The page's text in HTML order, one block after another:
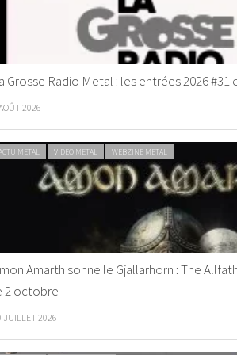
Grosse Radio Metal : les entrées 2026 #31
2026
METAL VIDEO METAL WEBZINE METAL
Amarth sonne le Gjallarhorn : The
2 octobre
JUILLET 2026